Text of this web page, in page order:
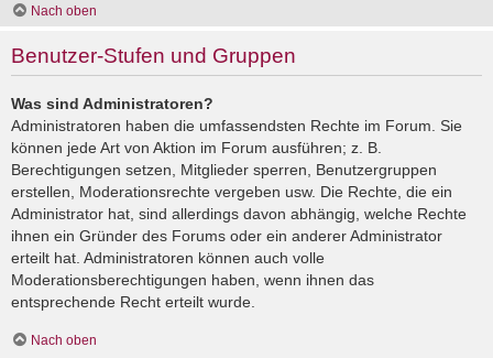
Nach oben
Benutzer-Stufen und Gruppen
Was sind Administratoren?
Administratoren haben die umfassendsten Rechte im Forum. Sie
können jede Art von Aktion im Forum ausführen; z. B.
Berechtigungen setzen, Mitglieder sperren, Benutzergruppen
erstellen, Moderationsrechte vergeben usw. Die Rechte, die ein
Administrator hat, sind allerdings davon abhängig, welche Rechte
ihnen ein Gründer des Forums oder ein anderer Administrator
erteilt hat. Administratoren können auch volle
Moderationsberechtigungen haben, wenn ihnen das
entsprechende Recht erteilt wurde.
Nach oben